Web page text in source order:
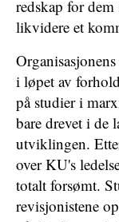
redskap for
likvidere et
i løpet av
på studier i
bare drevet i de
utviklingen.
over KU's
totalt forsømt.
revisjonistene